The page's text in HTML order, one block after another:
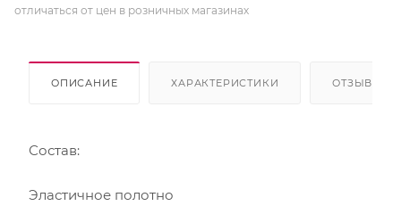
отличаться от цен в розничных магазинах
ОПИСАНИЕ ХАРАКТЕРИСТИКИ ОТЗЫВЫ
Состав:
Эластичное полотно